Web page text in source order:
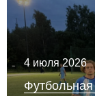
4 июля 2026